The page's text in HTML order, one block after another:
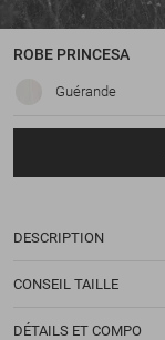
ROBE PRINCESA
Guérande
DESCRIPTION
CONSEIL TAILLE
DÉTAILS ET COMPO